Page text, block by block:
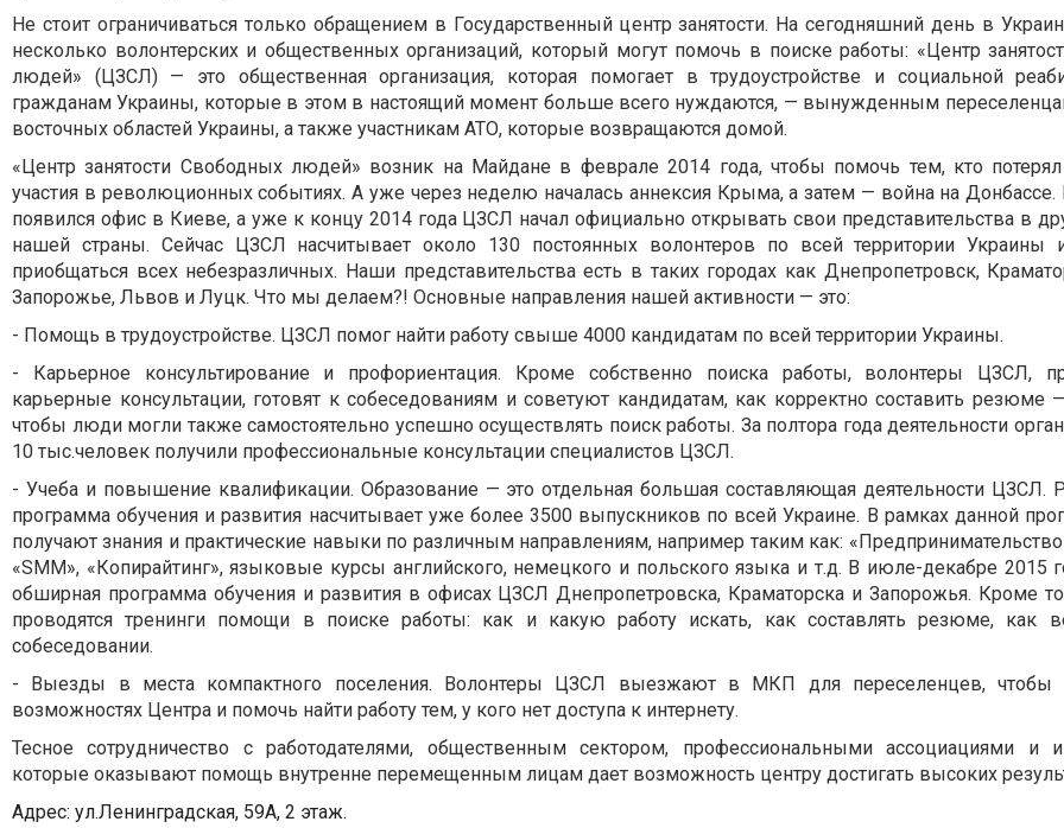
Не стоит ограничиваться только обращением в Государственный центр занятости. На сегодняшний день в
несколько волонтерских и общественных организаций, который могут помочь в поиске работы: «Центр
людей» (ЦЗСЛ) — это общественная организация, которая помогает в трудоустройстве и социальной
гражданам Украины, которые в этом в настоящий момент больше всего нуждаются, — вынужденным
восточных областей Украины, а также участникам АТО, которые возвращаются домой.
«Центр занятости Свободных людей» возник на Майдане в феврале 2014 года, чтобы помочь тем, кто потерял
участия в революционных событиях. А уже через неделю началась аннексия Крыма, а затем — война на
появился офис в Киеве, а уже к концу 2014 года ЦЗСЛ начал официально открывать свои представительства в
нашей страны. Сейчас ЦЗСЛ насчитывает около 130 постоянных волонтеров по всей территории Украины
приобщаться всех небезразличных. Наши представительства есть в таких городах как Днепропетровск,
Запорожье, Львов и Луцк. Что мы делаем?! Основные направления нашей активности — это:
- Помощь в трудоустройстве. ЦЗСЛ помог найти работу свыше 4000 кандидатам по всей территории Украины.
- Карьерное консультирование и профориентация. Кроме собственно поиска работы, волонтеры ЦЗСЛ,
карьерные консультации, готовят к собеседованиям и советуют кандидатам, как корректно составить резюме
чтобы люди могли также самостоятельно успешно осуществлять поиск работы. За полтора года деятельности
10 тыс.человек получили профессиональные консультации специалистов ЦЗСЛ.
- Учеба и повышение квалификации. Образование — это отдельная большая составляющая деятельности ЦЗСЛ.
программа обучения и развития насчитывает уже более 3500 выпускников по всей Украине. В рамках данной
получают знания и практические навыки по различным направлениям, например таким как:
«SMM», «Копирайтинг», языковые курсы английского, немецкого и польского языка и т.д. В июле-декабре 2015
обширная программа обучения и развития в офисах ЦЗСЛ Днепропетровска, Краматорска и Запорожья. Кроме
проводятся тренинги помощи в поиске работы: как и какую работу искать, как составлять резюме, как
собеседовании.
- Выезды в места компактного поселения. Волонтеры ЦЗСЛ выезжают в МКП для переселенцев, чтобы
возможностях Центра и помочь найти работу тем, у кого нет доступа к интернету.
Тесное сотрудничество с работодателями, общественным сектором, профессиональными ассоциациями и
которые оказывают помощь внутренне перемещенным лицам дает возможность центру достигать высоких
Адрес: ул.Ленинградская, 59А, 2 этаж.